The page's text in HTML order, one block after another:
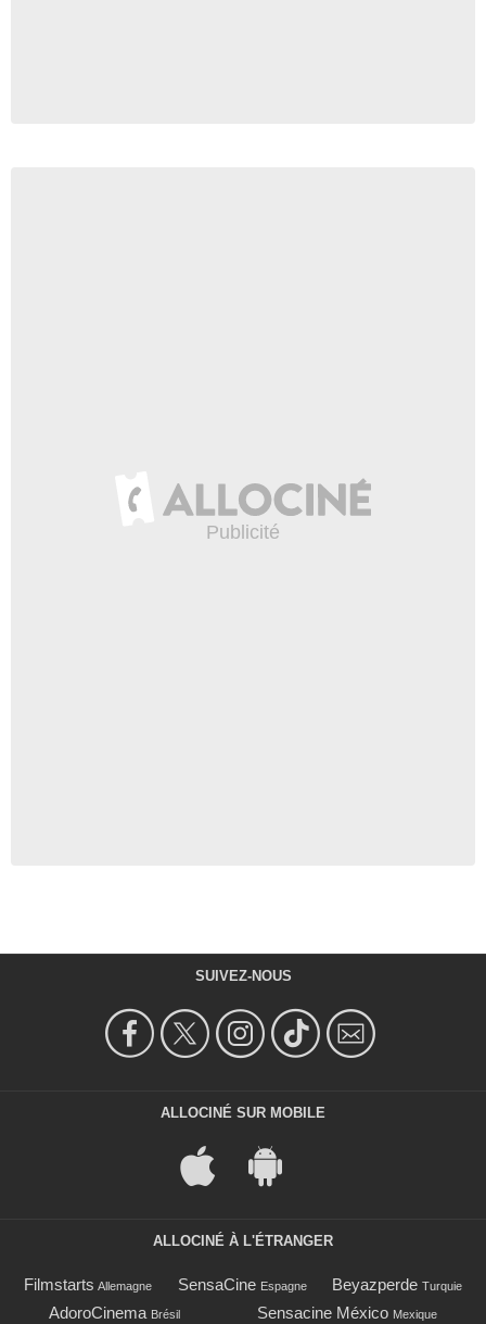
SUIVEZ-NOUS
ALLOCINÉ SUR MOBILE
ALLOCINÉ À L'ÉTRANGER
Filmstarts Allemagne SensaCine Espagne Beyazperde Turquie
AdoroCinema Brésil Sensacine México Mexique